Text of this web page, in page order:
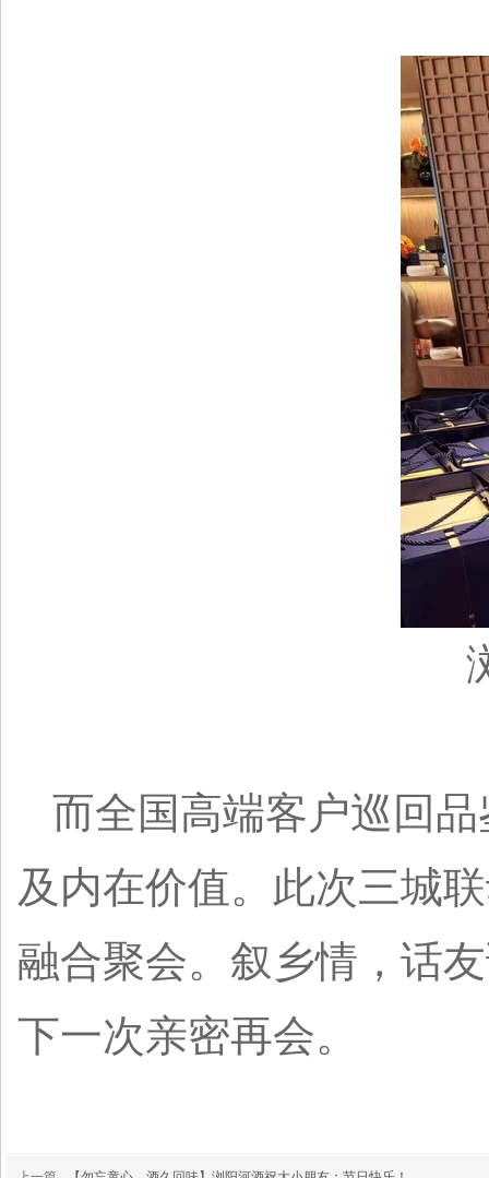
而全国高端客户巡回
及内在价值。此次三城
融合聚会。叙乡情，话
下一次亲密再会。